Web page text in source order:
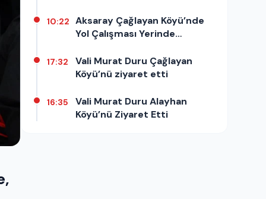
10:22
Aksaray Çağlayan Köyü’nde
Yol Çalışması Yerinde
17:32
Vali Murat Duru Çağlayan
Köyü’nü ziyaret etti
16:35
Vali Murat Duru Alayhan
Köyü’nü Ziyaret Etti